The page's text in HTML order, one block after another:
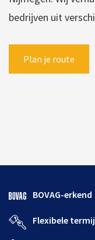
bedrijven uit
Plan je route
BOVAG-erkend
Flexibele